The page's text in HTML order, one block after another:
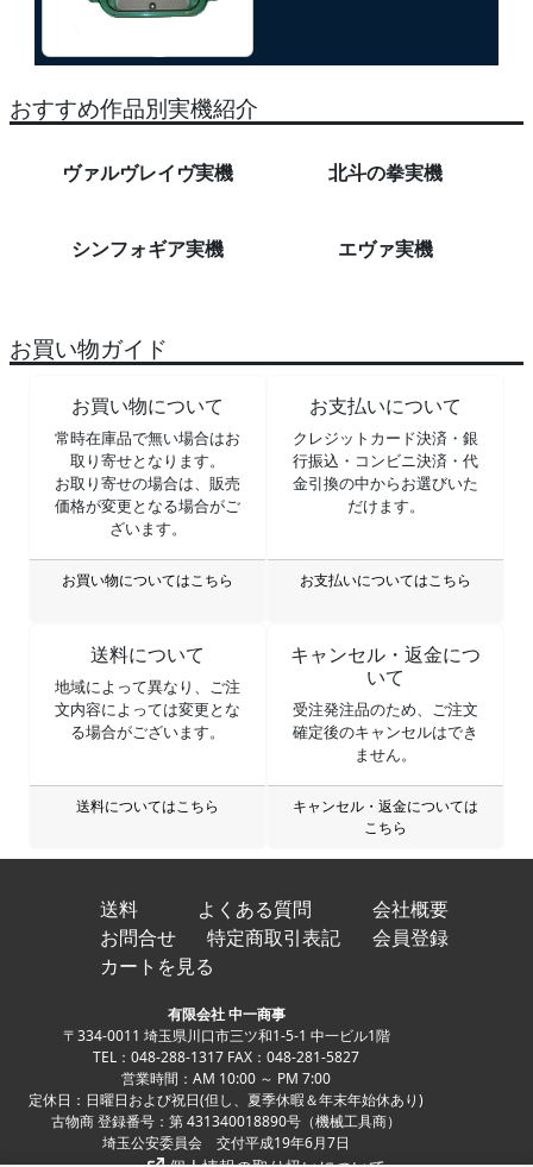
おすすめ作品別実機紹介
ヴァルヴレイヴ実機 北斗の拳実機
シンフォギア実機 エヴァ実機
お買い物ガイド
お買い物について
常時在庫品で無い場合はお
取り寄せとなります。
お取り寄せの場合は、販売
価格が変更となる場合がご
ざいます。
お買い物についてはこちら
お支払いについて
クレジットカード決済・銀
行振込・コンビニ決済・代
金引換の中からお選びいた
だけます。
お支払いについてはこちら
送料について
地域によって異なり、ご注
文内容によっては変更とな
る場合がございます。
送料についてはこちら
キャンセル・返金につ
いて
受注発注品のため、ご注文
確定後のキャンセルはでき
ません。
キャンセル・返金については
こちら
送料 よくある質問
会社概要
お問合せ
特定商取引表記
会員登録
カートを見る
有限会社 中一商事
〒334-0011 埼玉県川口市三ツ和1-5-1 中一ビル1階
TEL：048-288-1317 FAX：048-281-5827
営業時間：AM 10:00 ～ PM 7:00
定休日：日曜日および祝日(但し、夏季休暇＆年末年始休あり)
古物商 登録番号：第 431340018890号（機械工具商）
埼玉公安委員会 交付平成19年6月7日